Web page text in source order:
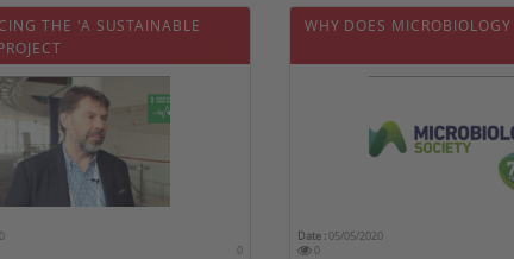
THE 'A SUSTAINABLE
0
WHY DOES
Date :05/05/2020
0